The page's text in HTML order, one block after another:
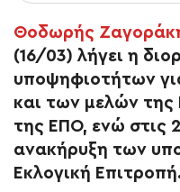
Θοδωρής
(16/03) λήγει η
υποψηφιοτήτων
και των μελών της
της ΕΠΟ, ενώ στις
ανακήρυξη των
Εκλογική